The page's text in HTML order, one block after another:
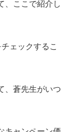
、ここで紹介し
ェックするこ
、蒼先生がいつ